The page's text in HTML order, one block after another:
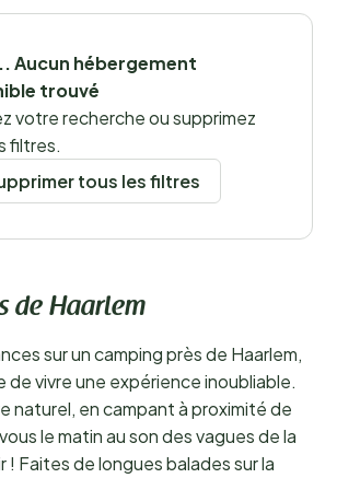
les filtres
Aucun hébergement
trouvé
votre recherche ou supprimez
filtres.
tous les filtres
de Haarlem
sur un camping près de Haarlem,
de vivre une expérience inoubliable.
naturel, en campant à proximité de
le matin au son des vagues de la
! Faites de longues balades sur la